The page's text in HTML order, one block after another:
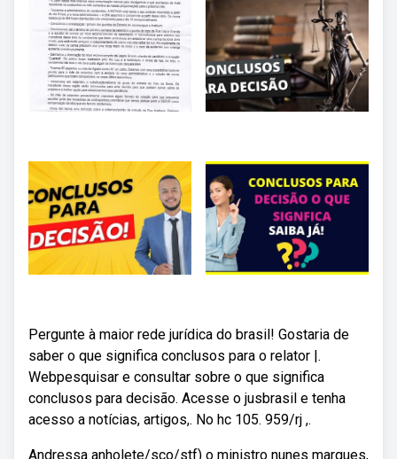
Pergunte à maior rede jurídica do brasil! Gostaria de
saber o que significa conclusos para o relator |.
Webpesquisar e consultar sobre o que significa
conclusos para decisão. Acesse o jusbrasil e tenha
acesso a notícias, artigos,. No hc 105. 959/rj ,.
Andressa anholete/sco/stf) o ministro nunes marques,